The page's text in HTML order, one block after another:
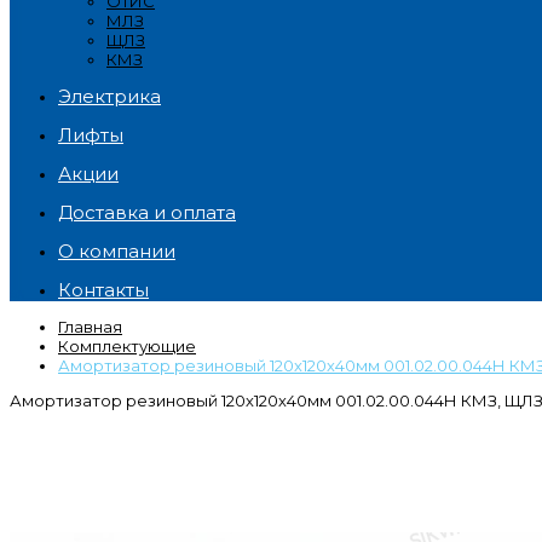
МЛЗ
ЩЛЗ
КМЗ
Электрика
Лифты
Акции
Доставка и оплата
О компании
Контакты
Главная
Комплектующие
Амортизатор резиновый 120х120х40мм 001.02.00.044Н
Амортизатор резиновый 120х120х40мм 001.02.00.044Н КМЗ, ЩЛЗ